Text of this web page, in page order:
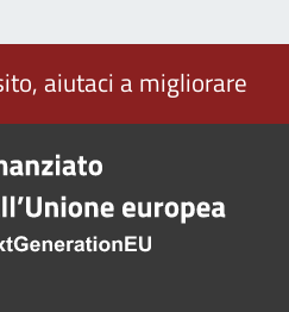
aiutaci a migliorare